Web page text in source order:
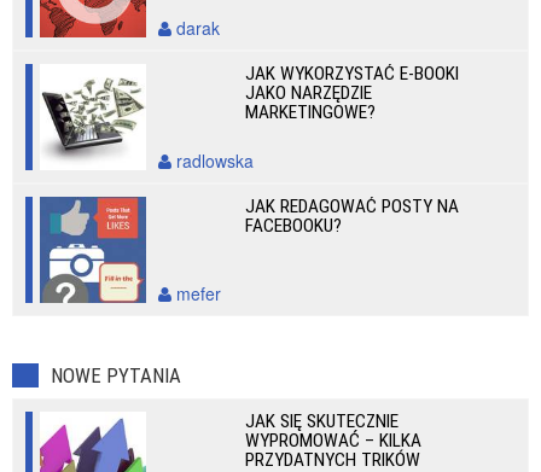
darak
JAK WYKORZYSTAĆ E-BOOKI
JAKO NARZĘDZIE
MARKETINGOWE?
radlowska
JAK REDAGOWAĆ POSTY NA
FACEBOOKU?
mefer
NOWE PYTANIA
JAK SIĘ SKUTECZNIE
WYPROMOWAĆ – KILKA
PRZYDATNYCH TRIKÓW